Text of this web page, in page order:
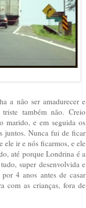
a não ser amadurecer e
também não. Creio
marido, e em seguida os
juntos. Nunca fui de ficar
ele ir e nós ficarmos, e ele
até porque Londrina é a
super desenvolvida e
4 anos antes de casar
com as crianças, fora de